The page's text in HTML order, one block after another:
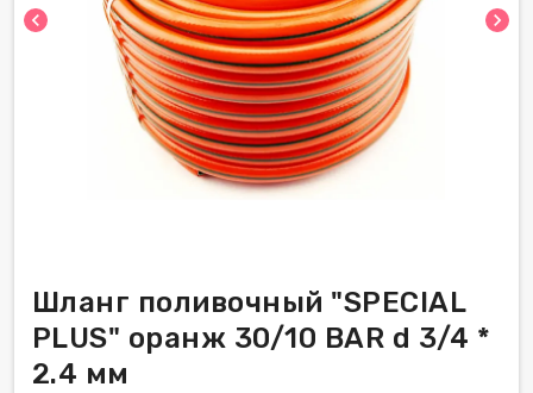
chevron_left chevron_right
Шланг поливочный "SPECIAL
PLUS" оранж 30/10 BAR d 3/4 *
2.4 мм